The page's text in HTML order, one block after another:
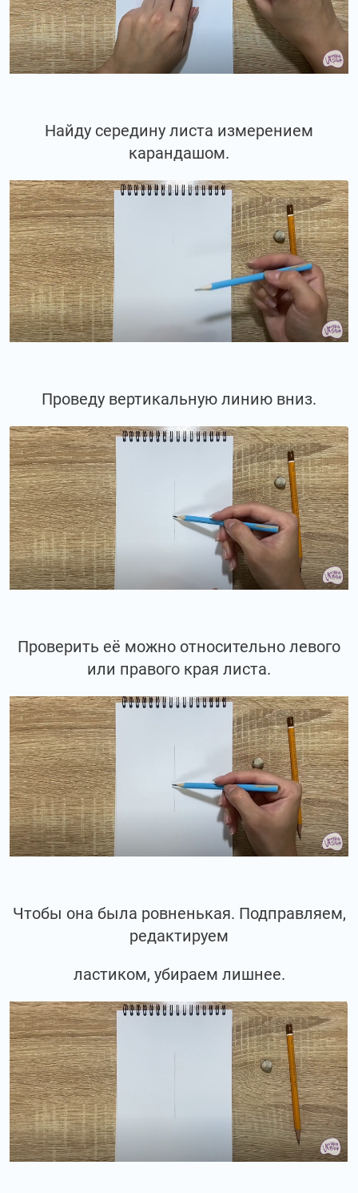
Найду середину листа измерением
карандашом.
Проведу вертикальную линию вниз.
Проверить её можно относительно левого
или правого края листа.
Чтобы она была ровненькая. Подправляем,
редактируем
ластиком, убираем лишнее.